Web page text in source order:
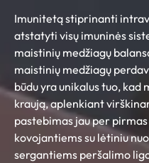
Imunitetą stiprinanti
atstatyti visų imuninės
maistinių medžiagų
maistinių medžiagų
būdu yra unikalus tuo, kad
kraują, aplenkiant
pastebimas jau per
kovojantiems su lėtiniu
sergantiems peršalimo